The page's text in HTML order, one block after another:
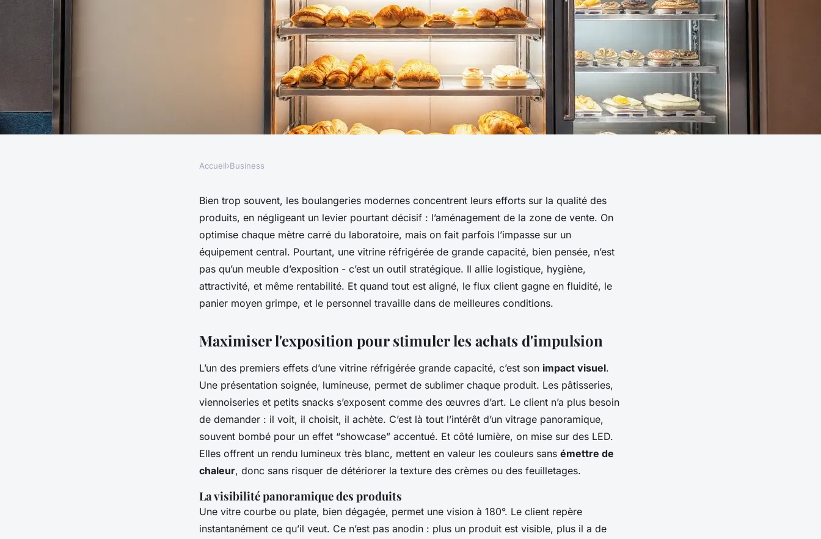
Top 5 avantages des vitrines
réfrigérées pour boulangeries
11 min de lecture
Accueil›Business
Bien trop souvent, les boulangeries modernes concentrent leurs efforts sur la qualité des
produits, en négligeant un levier pourtant décisif : l’aménagement de la zone de vente. On
optimise chaque mètre carré du laboratoire, mais on fait parfois l’impasse sur un
équipement central. Pourtant, une vitrine réfrigérée de grande capacité, bien pensée, n’est
pas qu’un meuble d’exposition - c’est un outil stratégique. Il allie logistique, hygiène,
attractivité, et même rentabilité. Et quand tout est aligné, le flux client gagne en fluidité, le
panier moyen grimpe, et le personnel travaille dans de meilleures conditions.
Maximiser l'exposition pour stimuler les achats d'impulsion
L’un des premiers effets d’une vitrine réfrigérée grande capacité, c’est son impact visuel.
Une présentation soignée, lumineuse, permet de sublimer chaque produit. Les pâtisseries,
viennoiseries et petits snacks s’exposent comme des œuvres d’art. Le client n’a plus besoin
de demander : il voit, il choisit, il achète. C’est là tout l’intérêt d’un vitrage panoramique,
souvent bombé pour un effet “showcase” accentué. Et côté lumière, on mise sur des LED.
Elles offrent un rendu lumineux très blanc, mettent en valeur les couleurs sans émettre de
chaleur, donc sans risquer de détériorer la texture des crèmes ou des feuilletages.
La visibilité panoramique des produits
Une vitre courbe ou plate, bien dégagée, permet une vision à 180°. Le client repère
instantanément ce qu’il veut. Ce n’est pas anodin : plus un produit est visible, plus il a de